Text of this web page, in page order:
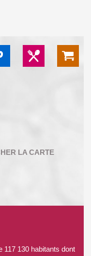
117 130 habitants dont